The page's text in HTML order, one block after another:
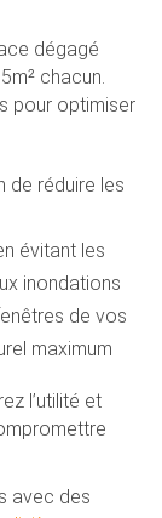
dégagé
chacun.
pour optimiser
de réduire les
évitant les
inondations
de vos
maximum
l’utilité et
avec des